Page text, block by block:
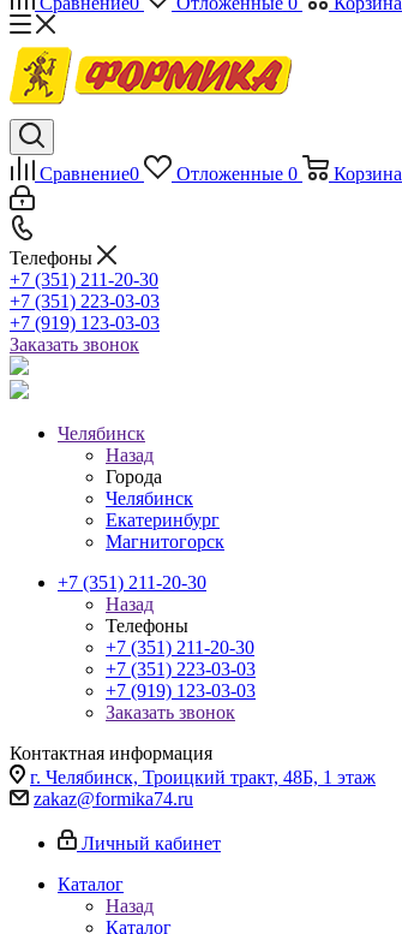
Сравнение0 Отложенные 0 Корзина
Телефоны
+7 (351) 211-20-30
+7 (351) 223-03-03
+7 (919) 123-03-03
Заказать звонок
Челябинск
Назад
Города
Челябинск
Екатеринбург
Магнитогорск
+7 (351) 211-20-30
Назад
Телефоны
+7 (351) 211-20-30
+7 (351) 223-03-03
+7 (919) 123-03-03
Заказать звонок
Контактная информация
г. Челябинск, Троицкий тракт, 48Б, 1 этаж
zakaz@formika74.ru
Личный кабинет
Каталог
Назад
Каталог